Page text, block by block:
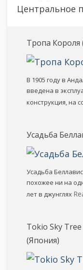
Центральное
Тропа Короля
В 1905 году в
введена в
конструкция, на
Усадьба
Усадьба
похожее ни на
лет в джунглях
Tokio Sky
(Япония)